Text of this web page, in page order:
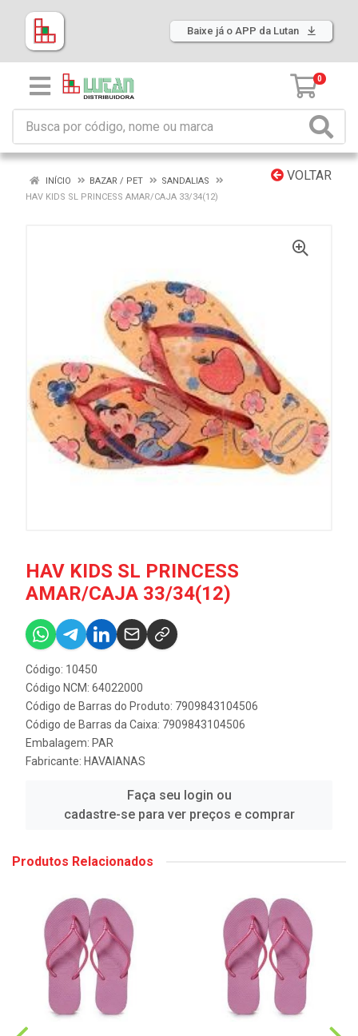
Baixe já o APP da Lutan
0
VOLTAR
INÍCIO BAZAR / PET
SANDALIAS
HAV KIDS SL PRINCESS AMAR/CAJA 33/34(12)
HAV KIDS SL PRINCESS
AMAR/CAJA 33/34(12)
Código: 10450
Código NCM: 64022000
Código de Barras do Produto: 7909843104506
Código de Barras da Caixa: 7909843104506
Embalagem: PAR
Fabricante: HAVAIANAS
Faça seu login ou
cadastre-se para ver preços e comprar
Produtos Relacionados